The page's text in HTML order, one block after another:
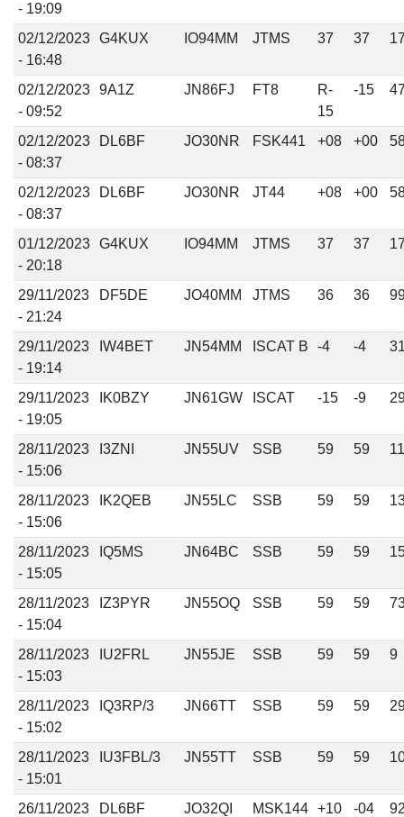
- 19:09
02/12/2023
- 16:48
G4KUX IO94MM JTMS 37 37
02/12/2023
- 09:52
9A1Z JN86FJ FT8
R-
15
-15
02/12/2023
- 08:37
DL6BF JO30NR FSK441 +08 +00
02/12/2023
- 08:37
DL6BF JO30NR JT44 +08 +00
01/12/2023
- 20:18
G4KUX IO94MM JTMS 37 37
29/11/2023
- 21:24
DF5DE JO40MM JTMS 36 36
29/11/2023
- 19:14
IW4BET JN54MM ISCAT B -4 -4
29/11/2023
- 19:05
IK0BZY JN61GW ISCAT -15 -9
28/11/2023
- 15:06
I3ZNI JN55UV SSB 59 59
28/11/2023
- 15:06
IK2QEB JN55LC SSB 59 59
28/11/2023
- 15:05
IQ5MS JN64BC SSB 59 59
28/11/2023
- 15:04
IZ3PYR JN55OQ SSB 59 59
28/11/2023
- 15:03
IU2FRL JN55JE SSB 59 59 9
28/11/2023
- 15:02
IQ3RP/3 JN66TT SSB 59 59
28/11/2023
- 15:01
IU3FBL/3 JN55TT SSB 59 59
26/11/2023
DL6BF JO32QI MSK144 +10 -04